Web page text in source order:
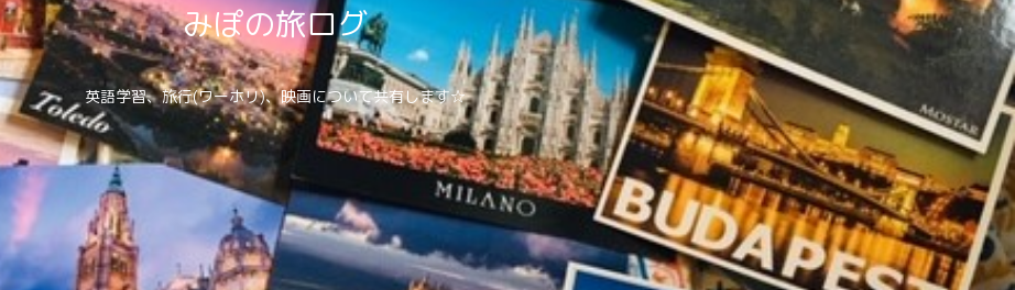
みぽの旅ログ
英語学習、旅行(ワーホリ)、映画について共有します☆